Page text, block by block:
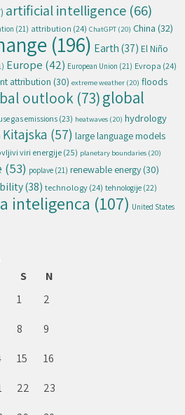
artificial intelligence (66)
(21) attribution (24) ChatGPT (20) China (32)
(196) Earth (37) El Niño
Europe (42) European Union (21) Evropa (24)
attribution (30) extreme weather (20) floods
outlook (73)global
gas emissions (23) heatwaves (20) hydrology
Kitajska (57) large language models
viri energije(25) planetary boundaries (20)
(53) poplave (21) renewable energy (30)
(38) technology(24) tehnologije (22)
inteligenca (107) United States
S
N
1
2
8
9
15
16
22
23